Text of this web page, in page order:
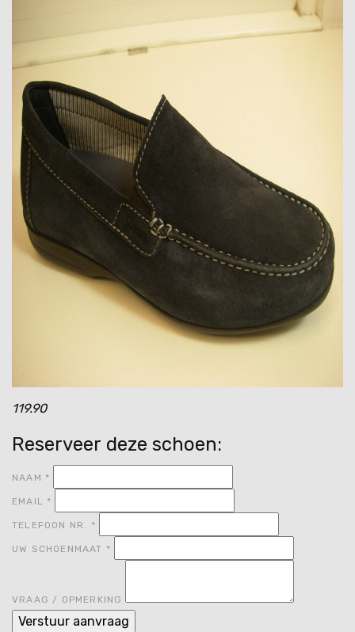
119.90
Reserveer deze schoen:
NAAM *
EMAIL *
TELEFOON NR. *
UW SCHOENMAAT *
VRAAG / OPMERKING